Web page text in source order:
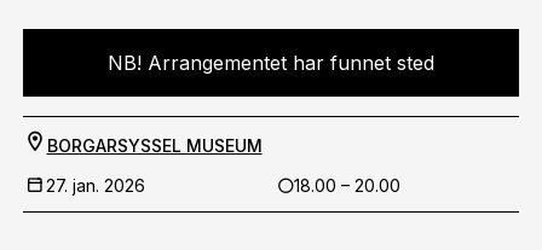
NB! Arrangementet har funnet sted
BORGARSYSSEL MUSEUM
27. jan. 2026
18.00 – 20.00